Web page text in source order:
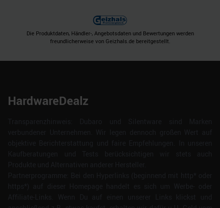
Die Produktdaten, Händler-, Angebotsdaten und Bewertungen werden
freundlicherweise von Geizhals.de bereitgestellt.
HardwareDealz